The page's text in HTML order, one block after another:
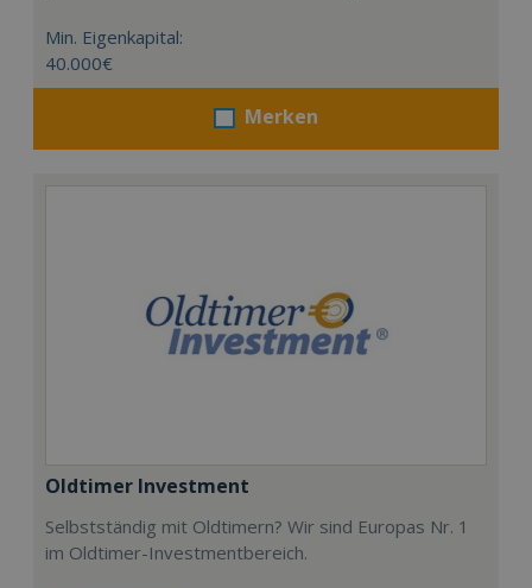
Min. Eigenkapital:
40.000€
Merken
Oldtimer Investment
Selbstständig mit Oldtimern? Wir sind Europas Nr. 1
im Oldtimer-Investmentbereich.